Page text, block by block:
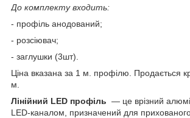
До комплекту входить:
- профіль анодований;
- розсіювач;
- заглушки (3шт).
Ціна вказана за 1 м. профілю. Продається
м.
Лінійний LED профіль — це врізний
LED-каналом, призначений для